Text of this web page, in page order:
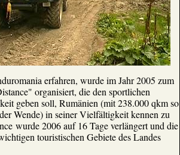
erfahren, wurde im Jahr 2005 zum
organisiert, die den sportlichen
geben soll, Rumänien (mit 238.000 qkm so
Wende) in seiner Vielfältigkeit kennen zu
wurde 2006 auf 16 Tage verlängert und die
touristischen Gebiete des Landes